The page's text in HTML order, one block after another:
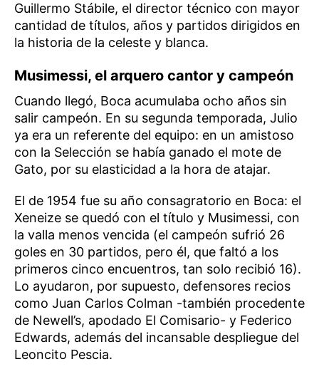
Guillermo Stábile, el director técnico con mayor
cantidad de títulos, años y partidos dirigidos en
la historia de la celeste y blanca.
Musimessi, el arquero cantor y campeón
Cuando llegó, Boca acumulaba ocho años sin
salir campeón. En su segunda temporada, Julio
ya era un referente del equipo: en un amistoso
con la Selección se había ganado el mote de
Gato, por su elasticidad a la hora de atajar.
El de 1954 fue su año consagratorio en Boca: el
Xeneize se quedó con el título y Musimessi, con
la valla menos vencida (el campeón sufrió 26
goles en 30 partidos, pero él, que faltó a los
primeros cinco encuentros, tan solo recibió 16).
Lo ayudaron, por supuesto, defensores recios
como Juan Carlos Colman -también procedente
de Newell’s, apodado El Comisario- y Federico
Edwards, además del incansable despliegue del
Leoncito Pescia.